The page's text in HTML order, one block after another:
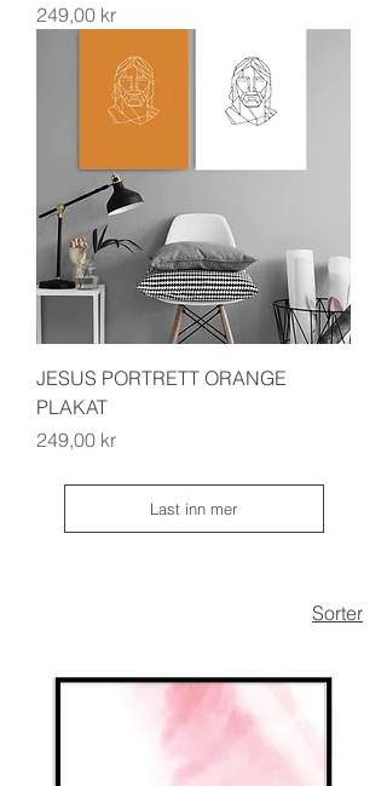
Pris
249,00 kr
JESUS PORTRETT ORANGE
PLAKAT
Pris
249,00 kr
Last inn mer
Sorter